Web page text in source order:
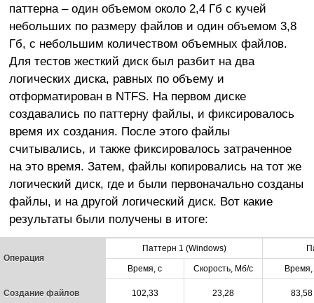
паттерна – один объемом около 2,4 Гб с кучей
небольших по размеру файлов и один объемом 3,8
Гб, с небольшим количеством объемных файлов.
Для тестов жесткий диск был разбит на два
логических диска, равных по объему и
отформатирован в NTFS. На первом диске
создавались по паттерну файлы, и фиксировалось
время их создания. После этого файлы
считывались, и также фиксировалось затраченное
на это время. Затем, файлы копировались на тот же
логический диск, где и были первоначально созданы
файлы, и на другой логический диск. Вот какие
результаты были получены в итоге:
Операция
Паттерн 1 (Windows)
Время, с Скорость, Мб/с Время,
Создание файлов 102,33 23,28 83,58